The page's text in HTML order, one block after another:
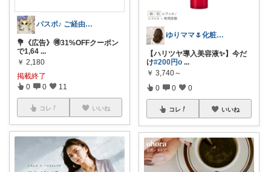
パスポ♪ ご経由イイネ・コメ嬉し😽
💐《広告》🉐31%OFFクーポン
で1,64 ...
￥ 2,180
掲載終了
0 0 11
コレ いいね
ゆりママ🌷化粧品検定1級
【ハリツヤ導入美容液✨】今だ
け#200円o ...
￥ 3,740～
0 0 0
コレ いいね